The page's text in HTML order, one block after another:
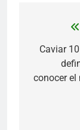
de
Caviar
conocer el